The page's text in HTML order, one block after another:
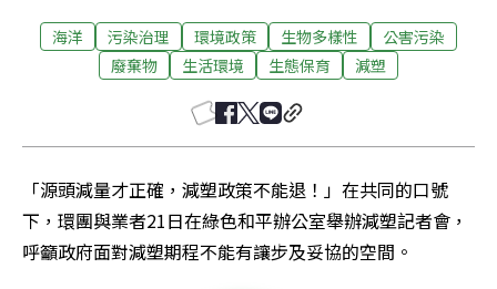
海洋 污染治理 環境政策 生物多樣性
公害污染
廢棄物
生活環境 生態保育 減塑
「源頭減量才正確，減塑政策不能退！」在共同的口號
下，環團與業者21日在綠色和平辦公室舉辦減塑記者會，
呼籲政府面對減塑期程不能有讓步及妥協的空間。